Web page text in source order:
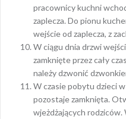
pracownicy kuchni
zaplecza. Do pionu
wejście od zaplecza, z
W ciągu dnia drzwi
zamknięte przez cały
należy dzwonić
W czasie pobytu dzieci
pozostaje zamknięta.
wjeżdżających rodziców.